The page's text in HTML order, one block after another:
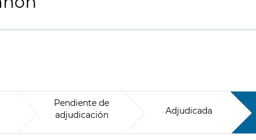
Pendiente de
adjudicación
Adjudicada